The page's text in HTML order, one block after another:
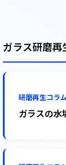
ガラス研磨再
研磨再生コラム
ガラスの水